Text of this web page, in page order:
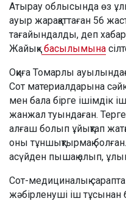
Атырау облысында өз
ауыр жарақаттаған 56
тағайындалды, деп
Жайық»басылымына
Оқиға Томарлы
Сот материалдарына
мен бала бірге ішімдік
жанжал туындаған.
алғаш болып ұйықтап
оны тұншықтырмақ болған.
асүйден пышақ алып,
Сот-медициналық
жәбірленуші іш тұсынан